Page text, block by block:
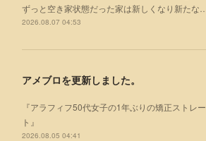
ずっと空き家状態だった家は新しくなり新たな…
2026.08.07 04:53
アメブロを更新しました。
『アラフィフ50代女子の1年ぶりの矯正ストレー
ト』
2026.08.05 04:41